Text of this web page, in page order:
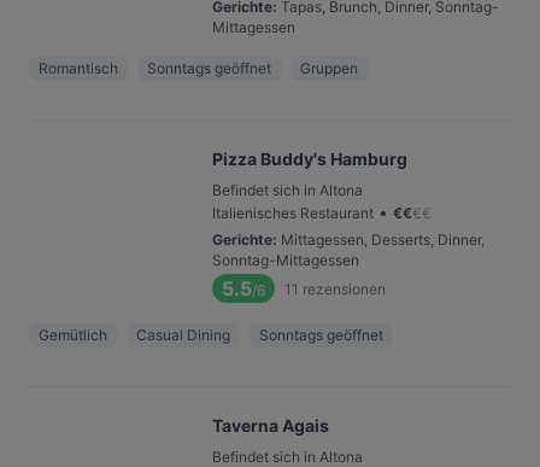
Gerichte: Tapas, Brunch, Dinner, Sonntag-
Mittagessen
Romantisch Sonntags geöffnet Gruppen
Pizza Buddy's Hamburg
Befindet sich in Altona
Italienisches Restaurant • €€€€
Gerichte: Mittagessen, Desserts, Dinner,
Sonntag-Mittagessen
5.5/6 11 rezensionen
Gemütlich Casual Dining Sonntags geöffnet
Taverna Agais
Befindet sich in Altona